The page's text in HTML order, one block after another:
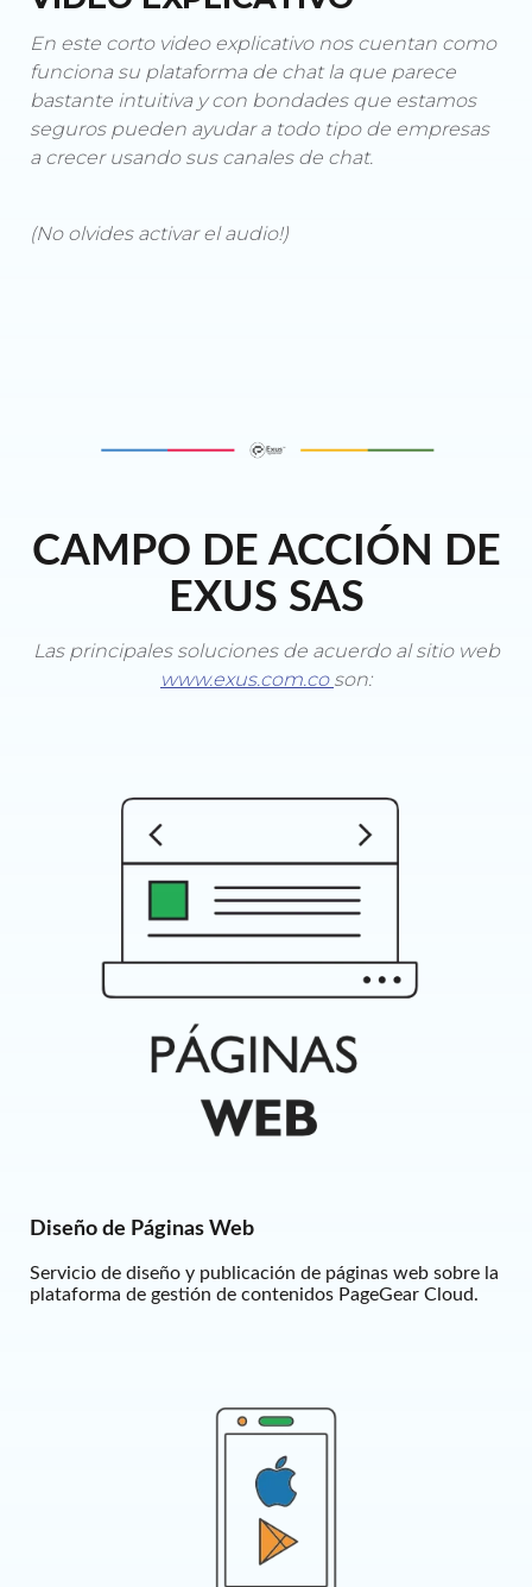
En este corto video explicativo nos cuentan como
funciona su plataforma de chat la que parece
bastante intuitiva y con bondades que estamos
seguros pueden ayudar a todo tipo de empresas
a crecer usando sus canales de chat.
(No olvides activar el audio!)
CAMPO DE ACCIÓN DE
EXUS SAS
Las principales soluciones de acuerdo al sitio web
www.exus.com.co son:
Diseño de Páginas Web
Servicio de diseño y publicación de páginas web sobre la
plataforma de gestión de contenidos PageGear Cloud.